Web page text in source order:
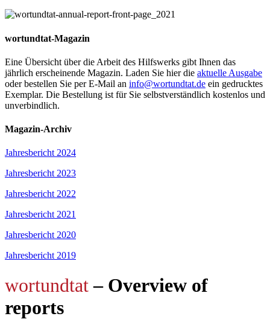
wortundtat-Magazin
Eine Übersicht über die Arbeit des Hilfswerks gibt Ihnen das
jährlich erscheinende Magazin. Laden Sie hier die aktuelle Ausgabe
oder bestellen Sie per E-Mail an info@wortundtat.de ein gedrucktes
Exemplar. Die Bestellung ist für Sie selbstverständlich kostenlos und
unverbindlich.
Magazin-Archiv
Jahresbericht 2024
Jahresbericht 2023
Jahresbericht 2022
Jahresbericht 2021
Jahresbericht 2020
Jahresbericht 2019
wortundtat– Overview of
reports